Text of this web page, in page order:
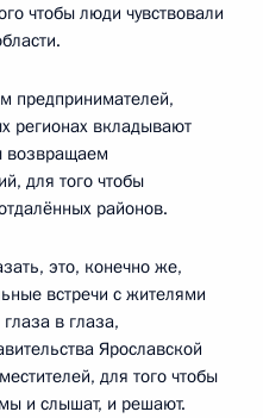
чтобы люди чувствовали
предпринимателей,
регионах вкладывают
возвращаем
для того чтобы
районов.
это, конечно же,
встречи с жителями
в глаза,
Ярославской
для того чтобы
и слышат, и решают.